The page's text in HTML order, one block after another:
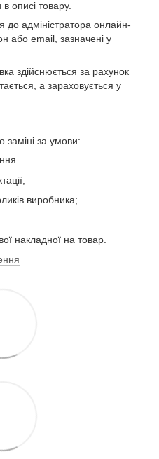
описі товару.
до адміністратора онлайн-
або email, зазначені у
здійснюється за рахунок
а зараховується у
заміні за умови:
виробника;
накладної на товар.